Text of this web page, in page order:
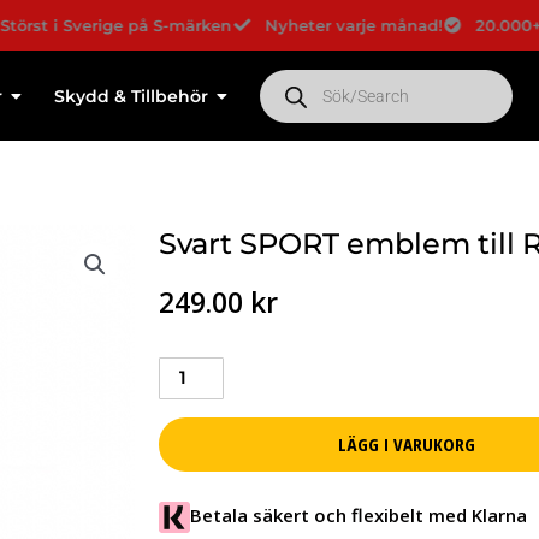
Sverige på S-märken Nyheter varje månad! 20.000+
Skydd & Tillbehör
Products
search
Svart SPORT emblem till
249.00 kr
Svart
SPORT
emblem
till
Range
Rover
mängd
LÄGG I VARUKORG
Betala säkert och flexibelt med Klarna